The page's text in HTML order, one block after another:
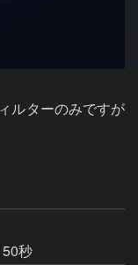
ルターのみですが
秒